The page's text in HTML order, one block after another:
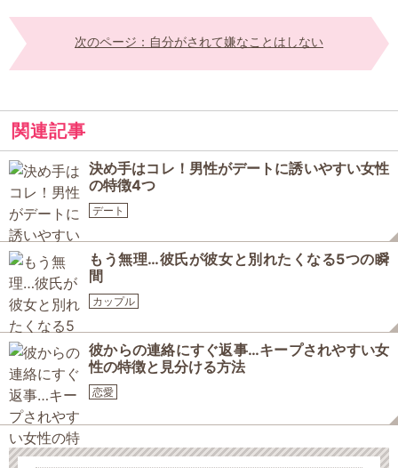
次のページ：自分がされて嫌なことはしない
関連記事
決め手はコレ！男性がデートに誘いやすい女性
の特徴4つ
デート
もう無理…彼氏が彼女と別れたくなる5つの瞬
間
カップル
彼からの連絡にすぐ返事…キープされやすい女
性の特徴と見分ける方法
恋愛